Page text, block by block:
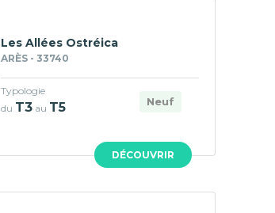
DÉCOUVRIR
Les Allées Ostréica
ARÈS - 33740
Neuf
Typologie
du T3 au T5